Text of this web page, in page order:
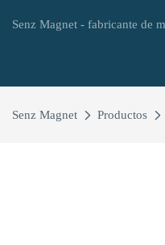
Senz Magnet - fabricante de
Senz Magnet Productos